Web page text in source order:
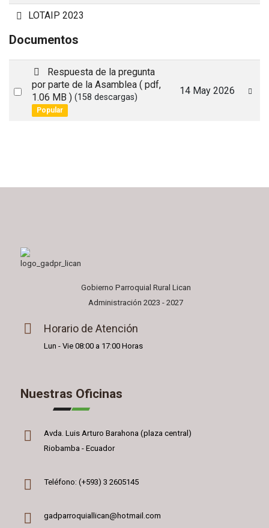
Carpeta
LOTAIP 2023
Documentos
Select
p
d
f
Respuesta de la pregunta
por parte de la Asamblea ( pdf,
1.06 MB ) (158 descargas)
Popular
14 May 2026
Gobierno Parroquial Rural Lican
Administración 2023 - 2027
Horario de Atención
Lun - Vie 08:00 a 17:00 Horas
Nuestras Oficinas
Avda. Luis Arturo Barahona (plaza central)
Riobamba - Ecuador
Teléfono: (+593) 3 2605145
gadparroquiallican@hotmail.com